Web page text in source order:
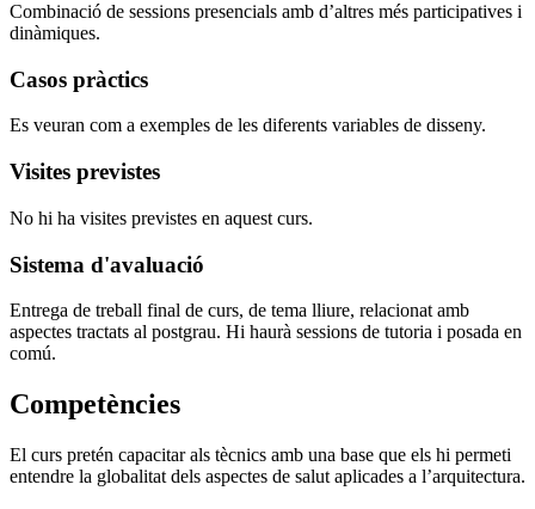
Combinació de sessions presencials amb d’altres més participatives i
dinàmiques.
Casos pràctics
Es veuran com a exemples de les diferents variables de disseny.
Visites previstes
No hi ha visites previstes en aquest curs.
Sistema d'avaluació
Entrega de treball final de curs, de tema lliure, relacionat amb
aspectes tractats al postgrau. Hi haurà sessions de tutoria i posada en
comú.
Competències
El curs pretén capacitar als tècnics amb una base que els hi permeti
entendre la globalitat dels aspectes de salut aplicades a l’arquitectura.